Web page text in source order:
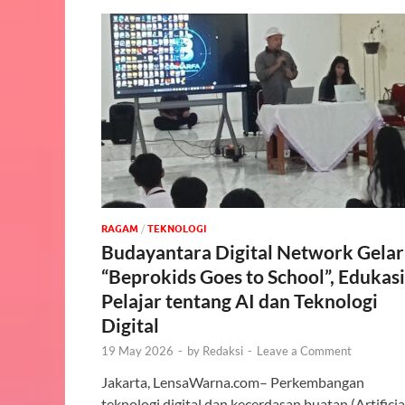
‎RAGAM / TEKNOLOGI
Budayantara Digital Network Gelar
“Beprokids Goes to School”, Edukasi
Pelajar tentang AI dan Teknologi
Digital
19 May 2026 - by Redaksi - Leave a Comment
Jakarta, LensaWarna.com– Perkembangan